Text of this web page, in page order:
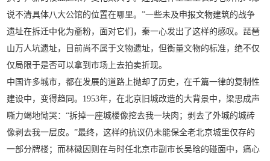
说不清具体八大公馆的位置在哪里。”一些未及申报文物建筑的战争
遗址在拆迁中化为齑粉，面对它们，秦一心发出了这样的感叹。琵琶
山万人坑遗址，目前尚不属于文物遗址，但衡量文物的标准，绝不仅
仅局限于是否可以拿到市场上去拍卖折现。
中国许多城市，都在发展的道路上抛却了历史，在千篇一律的复制性
建设中，变得趋同。1953年，在北京旧城改造的大背景中，梁思成声
嘶力竭地恸哭：“拆掉一座城楼像挖去我一块肉；剥去了外城的城砖
像剥去我一层皮。”最终，这样的抗议仍未能保全老北京城里仅存的
一部分牌楼；而林徽因则在与时任北京市副市长吴晗的碰面中，痛心